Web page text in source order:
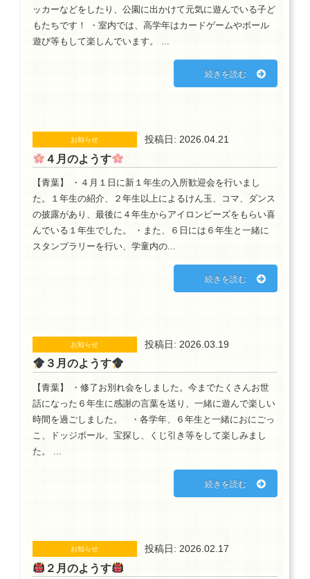
ッカーなどをしたり、公園に出かけて元気に遊んでいる子ど
もたちです！ ・室内では、高学年はカードゲームやボール
遊び等もして楽しんでいます。 ...
続きを読む
お知らせ 投稿日: 2026.04.21
４月のようす
【青葉】 ・４月１日に新１年生の入所歓迎会を行いまし
た。１年生の紹介、２年生以上によるけん玉、コマ、ダンス
の披露があり、最後に４年生からアイロンビーズをもらい喜
んでいる１年生でした。 ・また、６日には６年生と一緒に
スタンプラリーを行い、学童内の...
続きを読む
お知らせ 投稿日: 2026.03.19
３月のようす
【青葉】 ・修了お別れ会をしました。今までたくさんお世
話になった６年生に感謝の言葉を送り、一緒に遊んで楽しい
時間を過ごしました。 ・各学年、６年生と一緒におにごっ
こ、ドッジボール、宝探し、くじ引き等をして楽しみまし
た。 ...
続きを読む
お知らせ 投稿日: 2026.02.17
２月のようす